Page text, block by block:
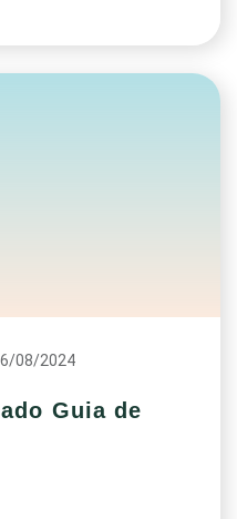
08/2024
Guia de